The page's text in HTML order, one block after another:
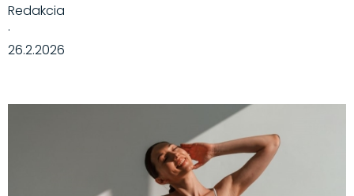
Redakcia
·
26.2.2026